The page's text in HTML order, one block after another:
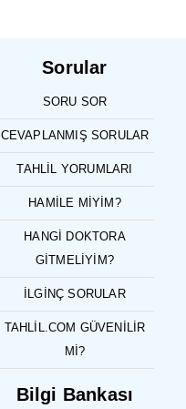
Sorular
SORU SOR
CEVAPLANMIŞ SORULAR
TAHLIL YORUMLARI
HAMILE MIYIM?
HANGI DOKTORA
GITMELIYIM?
İLGINÇ SORULAR
TAHLIL.COM GÜVENILIR
MI?
Bilgi Bankası